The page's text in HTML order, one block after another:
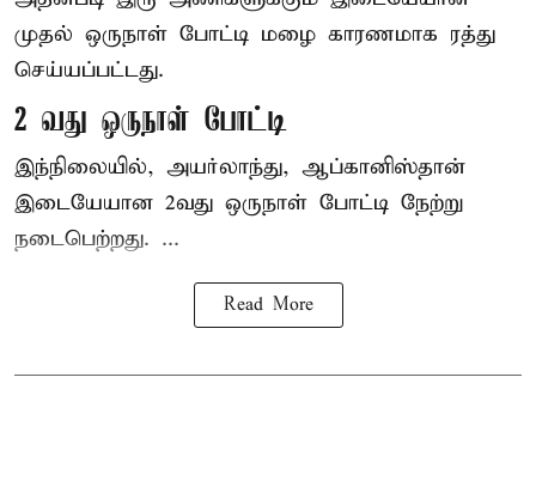
முதல் ஒருநாள் போட்டி மழை காரணமாக ரத்து
செய்யப்பட்டது.
2 வது ஒருநாள் போட்டி
இந்நிலையில், அயர்லாந்து, ஆப்கானிஸ்தான்
இடையேயான 2வது ஒருநாள் போட்டி நேற்று
நடைபெற்றது. ...
Read More